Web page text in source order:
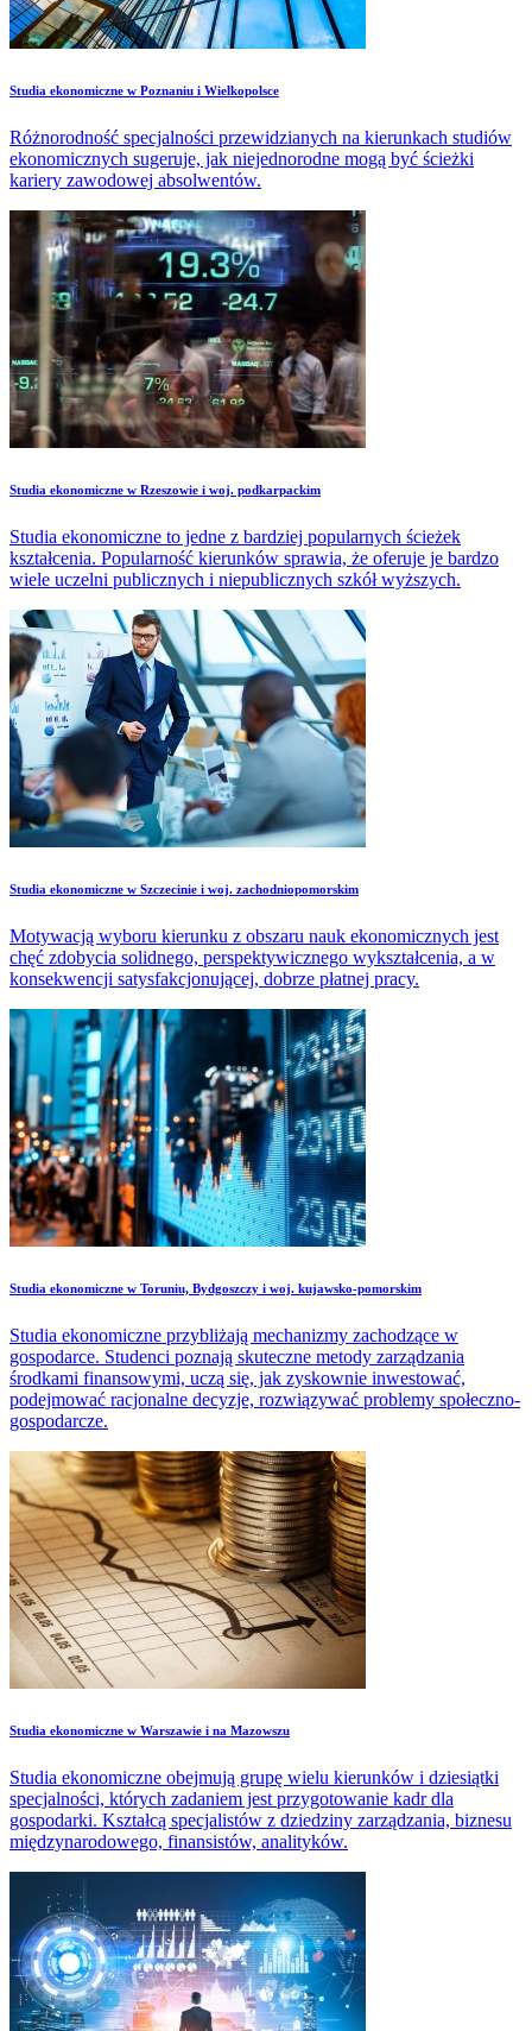
Studia ekonomiczne w Poznaniu i Wielkopolsce
Różnorodność specjalności przewidzianych na kierunkach studiów
ekonomicznych sugeruje, jak niejednorodne mogą być ścieżki
kariery zawodowej absolwentów.
Studia ekonomiczne w Rzeszowie i woj. podkarpackim
Studia ekonomiczne to jedne z bardziej popularnych ścieżek
kształcenia. Popularność kierunków sprawia, że oferuje je bardzo
wiele uczelni publicznych i niepublicznych szkół wyższych.
Studia ekonomiczne w Szczecinie i woj. zachodniopomorskim
Motywacją wyboru kierunku z obszaru nauk ekonomicznych jest
chęć zdobycia solidnego, perspektywicznego wykształcenia, a w
konsekwencji satysfakcjonującej, dobrze płatnej pracy.
Studia ekonomiczne w Toruniu, Bydgoszczy i woj. kujawsko-pomorskim
Studia ekonomiczne przybliżają mechanizmy zachodzące w
gospodarce. Studenci poznają skuteczne metody zarządzania
środkami finansowymi, uczą się, jak zyskownie inwestować,
podejmować racjonalne decyzje, rozwiązywać problemy społeczno-
gospodarcze.
Studia ekonomiczne w Warszawie i na Mazowszu
Studia ekonomiczne obejmują grupę wielu kierunków i dziesiątki
specjalności, których zadaniem jest przygotowanie kadr dla
gospodarki. Kształcą specjalistów z dziedziny zarządzania, biznesu
międzynarodowego, finansistów, analityków.